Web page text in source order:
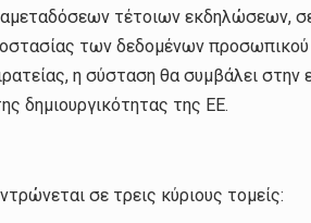
τέτοιων εκδηλώσεων,
των δεδομένων
η σύσταση θα συμβάλει
δημιουργικότητας της ΕΕ.
σε τρεις κύριους τομείς: